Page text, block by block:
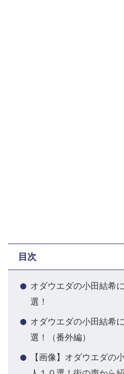
目次
オダウエダの小田結希
選！
オダウエダの小田結希
選！（番外編）
【画像】オダウエダの